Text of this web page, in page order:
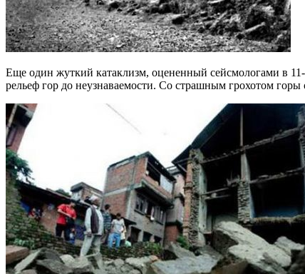
Еще один жуткий катаклизм, оцененный сейсмологами в
рельеф гор до неузнаваемости. Со страшным грохотом